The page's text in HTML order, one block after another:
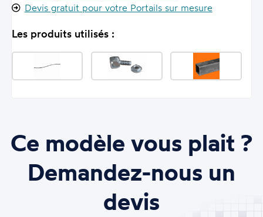
Devis gratuit pour votre Portails sur mesure
Les produits utilisés :
Ce modèle vous plait ?
Demandez-nous un
devis